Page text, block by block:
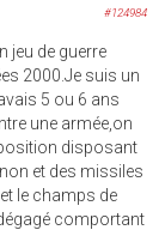
#124984
jeu de guerre
2000.Je suis un
5 ou 6 ans
une armée,on
disposant
et des missiles
le champs de
comportant